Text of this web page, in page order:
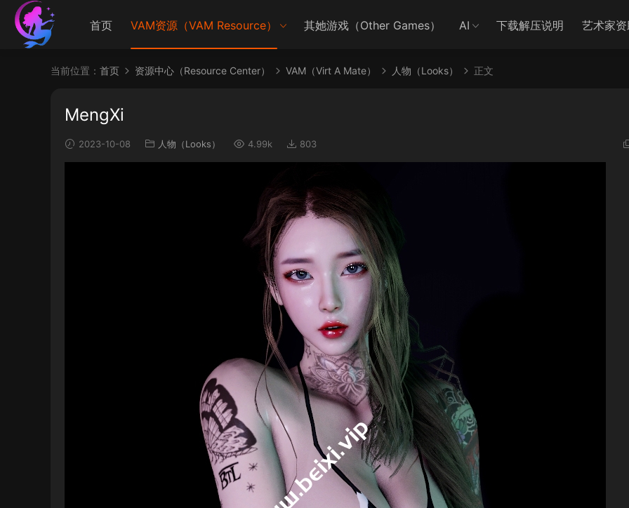
首页 VAM资源（VAM Resource） 其她游戏（Other Games） AI 下载解压说明 艺术家
当前位置： 首页 资源中心（Resource Center） VAM（Virt A Mate） 人物（Looks） 正文
MengXi
2023-10-08 人物（Looks） 4.99k 803